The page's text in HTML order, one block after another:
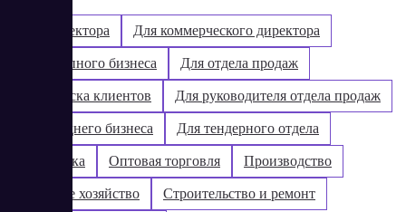
Для директора Для коммерческого директора
Для крупного бизнеса Для отдела продаж
Для поиска клиентов Для руководителя отдела продаж
Для среднего бизнеса Для тендерного отдела
Логистика Оптовая торговля Производство
Сельское хозяйство Строительство и ремонт